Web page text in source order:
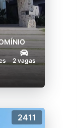
2 vagas
2411